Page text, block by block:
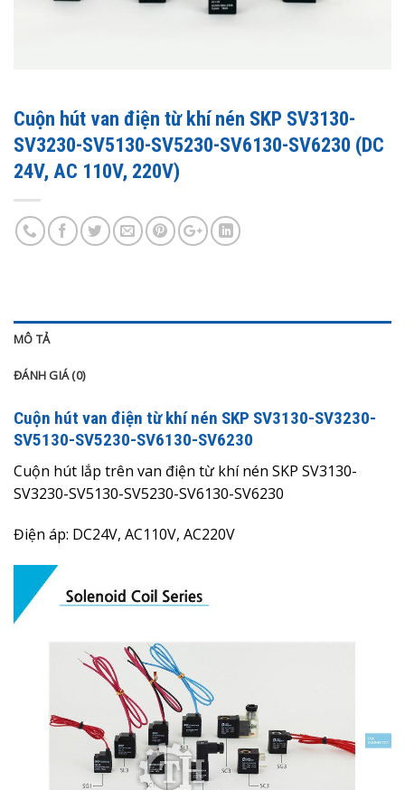
Cuộn hút van điện từ khí nén SKP SV3130-
SV3230-SV5130-SV5230-SV6130-SV6230 (DC
24V, AC 110V, 220V)
MÔ TẢ
ĐÁNH GIÁ (0)
Cuộn hút van điện từ khí nén SKP SV3130-SV3230-
SV5130-SV5230-SV6130-SV6230
Cuộn hút lắp trên van điện từ khí nén SKP SV3130-
SV3230-SV5130-SV5230-SV6130-SV6230
Điện áp: DC24V, AC110V, AC220V